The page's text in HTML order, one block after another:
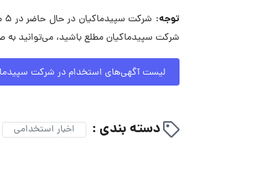
توجه:
شرکت سپیدماکیان مطلع باشید، می‌توانید
لیست آگهی‌های استخدام در شرکت
دسته بندی : اخبار استخدامی